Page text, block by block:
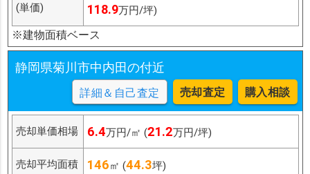
(単価)
118.9万円/坪)
※建物面積ベース
静岡県菊川市中内田の付近
詳細＆自己査定 売却査定 購入相談
売却単価相場 6.4万円/㎡ (21.2万円/坪)
売却平均面積 146㎡ (44.3坪)